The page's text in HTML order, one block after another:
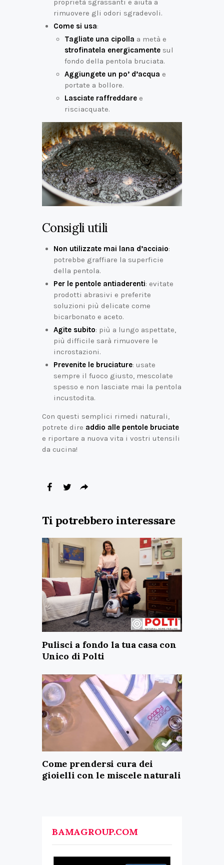
proprietà sgrassanti e aiuta a
rimuovere gli odori sgradevoli.
Come si usa:
Tagliate una cipolla a metà e
strofinatela energicamente sul
fondo della pentola bruciata.
Aggiungete un po’ d’acqua e
portate a bollore.
Lasciate raffreddare e
risciacquate.
Consigli utili
Non utilizzate mai lana d’acciaio:
potrebbe graffiare la superficie
della pentola.
Per le pentole antiaderenti: evitate
prodotti abrasivi e preferite
soluzioni più delicate come
bicarbonato e aceto.
Agite subito: più a lungo aspettate,
più difficile sarà rimuovere le
incrostazioni.
Prevenite le bruciature: usate
sempre il fuoco giusto, mescolate
spesso e non lasciate mai la pentola
incustodita.
Con questi semplici rimedi naturali,
potrete dire addio alle pentole bruciate
e riportare a nuova vita i vostri utensili
da cucina!
Ti potrebbero interessare
Pulisci a fondo la tua casa con
Unico di Polti
Come prendersi cura dei
gioielli con le miscele naturali
BAMAGROUP.COM